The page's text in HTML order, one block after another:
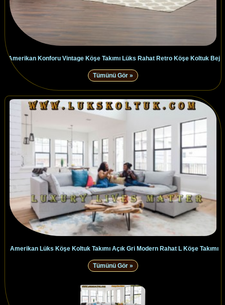
Amerikan Konforu Vintage Köşe Takımı Lüks Rahat Retro Köşe Koltuk Bej
Tümünü Gör »
Amerikan Lüks Köşe Koltuk Takımı Açık Gri Modern Rahat L Köşe Takımı
Tümünü Gör »